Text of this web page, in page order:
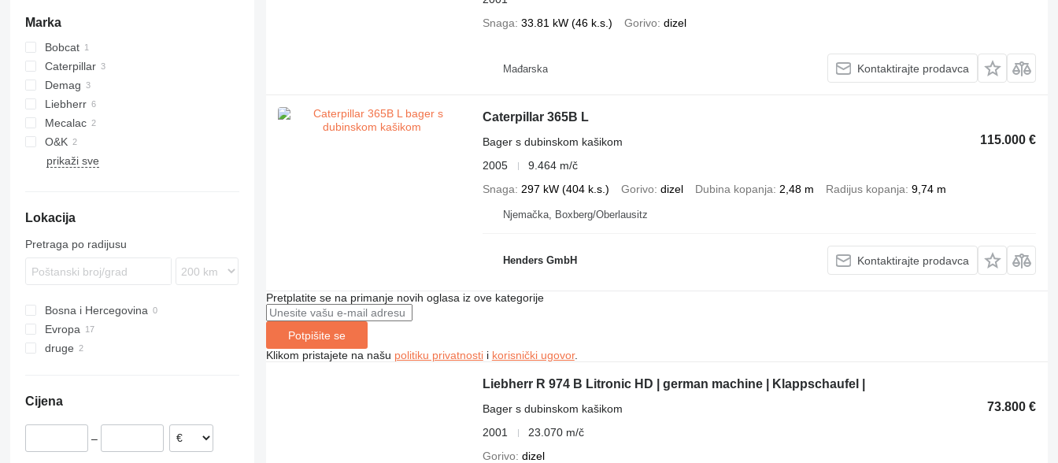
Marka
Bobcat
Caterpillar
245
365
Demag
PC
Liebherr
R-series
Mecalac
12
714
O&K
RH
EC
prikaži sve
Lokacija
Pretraga po radijusu
Bosna i Hercegovina
Evropa
Njemačka
Nizozemska
Italija
druge
Cijena
–
Snaga 33.81 kW (46 k.s.) Gorivo dizel
Mađarska Kontaktirajte prodavca
Caterpillar 365B L
115.000 €
Bager s dubinskom kašikom
2005
9.464 m/č
Snaga
297 kW (404 k.s.) Gorivo dizel Dubina kopanja 2,48 m Radijus kopanja 9,74 m
Njemačka, Boxberg/Oberlausitz
Henders GmbH Kontaktirajte prodavca
Pretplatite se na primanje novih oglasa iz ove kategorije
Potpišite se
Klikom pristajete na našu politiku privatnostii korisnički ugovor.
Liebherr R 974 B Litronic HD | german machine | Klappschaufel |
73.800 €
Bager s dubinskom kašikom
2001
23.070 m/č
Gorivo dizel